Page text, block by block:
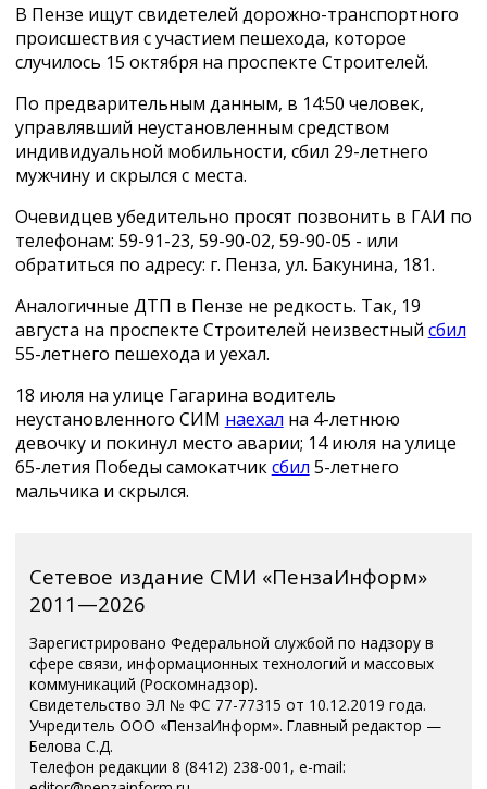
В Пензе ищут свидетелей дорожно-транспортного
происшествия с участием пешехода, которое
случилось 15 октября на проспекте Строителей.
По предварительным данным, в 14:50 человек,
управлявший неустановленным средством
индивидуальной мобильности, сбил 29-летнего
мужчину и скрылся с места.
Очевидцев убедительно просят позвонить в ГАИ по
телефонам: 59-91-23, 59-90-02, 59-90-05 - или
обратиться по адресу: г. Пенза, ул. Бакунина, 181.
Аналогичные ДТП в Пензе не редкость. Так, 19
августа на проспекте Строителей неизвестный сбил
55-летнего пешехода и уехал.
18 июля на улице Гагарина водитель
неустановленного СИМ наехал на 4-летнюю
девочку и покинул место аварии; 14 июля на улице
65-летия Победы самокатчиксбил 5-летнего
мальчика и скрылся.
Сетевое издание СМИ «ПензаИнформ»
2011—2026
Зарегистрировано Федеральной службой по надзору в
сфере связи, информационных технологий и массовых
коммуникаций (Роскомнадзор).
Свидетельство ЭЛ № ФС 77-77315 от 10.12.2019 года.
Учредитель ООО «ПензаИнформ». Главный редактор —
Белова С.Д.
Телефон редакции 8 (8412) 238-001, e-mail: